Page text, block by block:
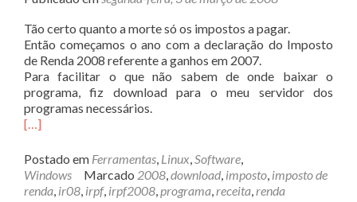
Tão certo quanto a morte só os impostos a pagar.
Então começamos o ano com a declaração do Imposto
de Renda 2008 referente a ganhos em 2007.
Para facilitar o que não sabem de onde baixar o
programa, fiz download para o meu servidor dos
programas necessários.
[…]
Postado em Ferramentas, Linux,Software,
Windows
Marcado 2008,download, imposto, imposto de
renda, ir08, irpf, irpf2008,programa,receita,renda